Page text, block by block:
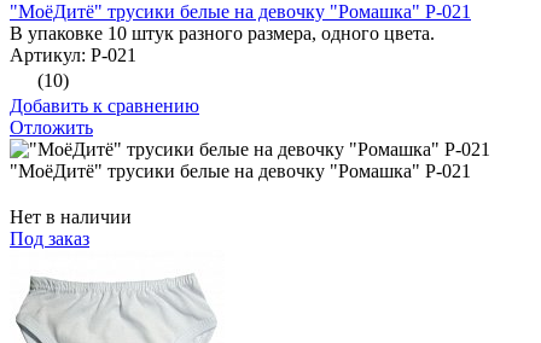
"МоёДитё" трусики белые на девочку "Ромашка" Р-021
В упаковке 10 штук разного размера, одного цвета.
Артикул: Р-021
(10)
Добавить к сравнению
Отложить
"МоёДитё" трусики белые на девочку "Ромашка" Р-021
Нет в наличии
Под заказ